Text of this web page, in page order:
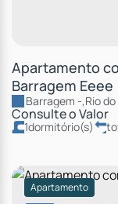
Apartamento
Barragem Eeee
Consulte o Valor
Barragem ,Rio
1dormitório(s)
Apartamento